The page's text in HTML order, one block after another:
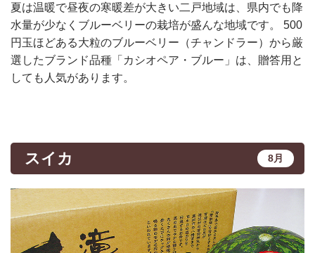
夏は温暖で昼夜の寒暖差が大きい二戸地域は、県内でも降
水量が少なくブルーベリーの栽培が盛んな地域です。 500
円玉ほどある大粒のブルーベリー（チャンドラー）から厳
選したブランド品種「カシオペア・ブルー」は、贈答用と
しても人気があります。
スイカ 8月